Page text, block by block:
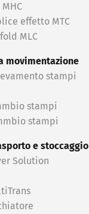
effetto MTC
MLC
movimentazione
stampi
stampi
stampi
e stoccaggio
Solution